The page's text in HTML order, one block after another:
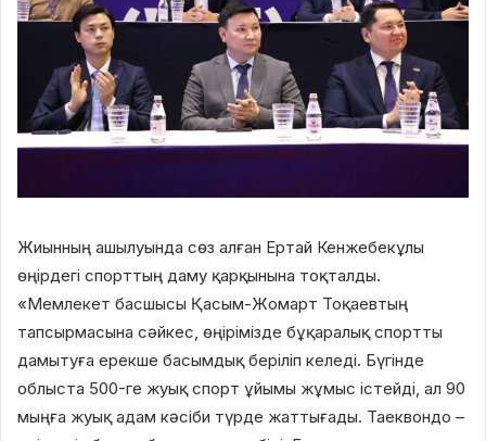
Жиынның ашылуында сөз алған Ертай Кенжебекұлы
өңірдегі спорттың даму қарқынына тоқталды.
«Мемлекет басшысы Қасым-Жомарт Тоқаевтың
тапсырмасына сәйкес, өңірімізде бұқаралық спортты
дамытуға ерекше басымдық беріліп келеді. Бүгінде
облыста 500-ге жуық спорт ұйымы жұмыс істейді, ал 90
мыңға жуық адам кәсіби түрде жаттығады. Таеквондо –